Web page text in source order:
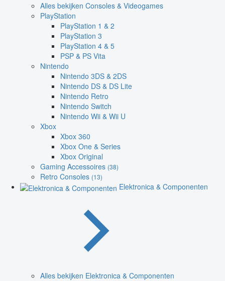
Alles bekijken Consoles & Videogames
PlayStation
PlayStation 1 & 2
PlayStation 3
PlayStation 4 & 5
PSP & PS Vita
Nintendo
Nintendo 3DS & 2DS
Nintendo DS & DS Lite
Nintendo Retro
Nintendo Switch
Nintendo Wii & Wii U
Xbox
Xbox 360
Xbox One & Series
Xbox Original
Gaming Accessoires (38)
Retro Consoles (13)
Elektronica & Componenten
Alles bekijken Elektronica & Componenten